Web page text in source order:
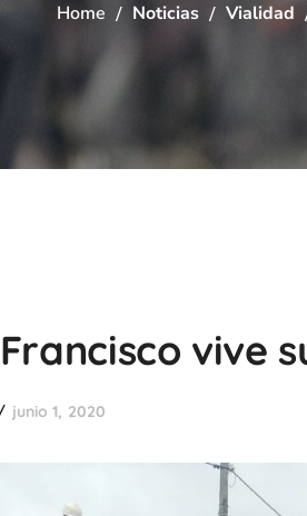
Home Noticias Vialidad
vive
junio 1, 2020